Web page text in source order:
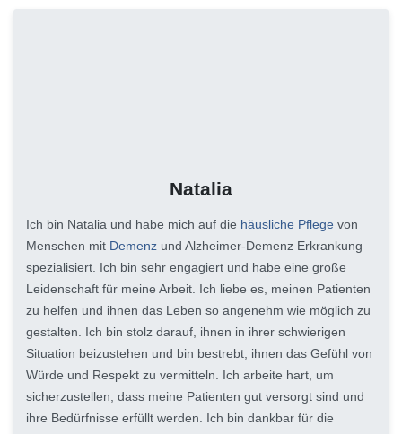
Natalia
Ich bin Natalia und habe mich auf die häusliche Pflege von
Menschen mit Demenz und Alzheimer-Demenz Erkrankung
spezialisiert. Ich bin sehr engagiert und habe eine große
Leidenschaft für meine Arbeit. Ich liebe es, meinen Patienten
zu helfen und ihnen das Leben so angenehm wie möglich zu
gestalten. Ich bin stolz darauf, ihnen in ihrer schwierigen
Situation beizustehen und bin bestrebt, ihnen das Gefühl von
Würde und Respekt zu vermitteln. Ich arbeite hart, um
sicherzustellen, dass meine Patienten gut versorgt sind und
ihre Bedürfnisse erfüllt werden. Ich bin dankbar für die